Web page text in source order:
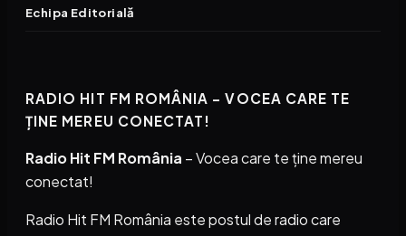
Echipa Editorială
RADIO HIT FM ROMÂNIA – VOCEA CARE TE
ȚINE MEREU CONECTAT!
Radio Hit FM România – Vocea care te ține mereu
conectat!
Radio Hit FM România este postul de radio care